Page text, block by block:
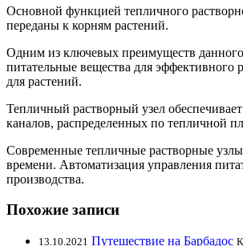
Основной функцией тепличного
переданы к корням растений.
Одним из ключевых преимуществ данного
питательные вещества для эффективного
для растений.
Тепличный растворный узел
каналов, распределенных по тепличной
Современные тепличные растворные
времени. Автоматизация управления
производства.
Похожие записи
13.10.2021 Путешествие на Барбадос